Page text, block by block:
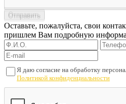
Оставьте, пожалуйста, свои
пришлем Вам подробную
Я даю согласие на обработку
Политикой конфиденциальности